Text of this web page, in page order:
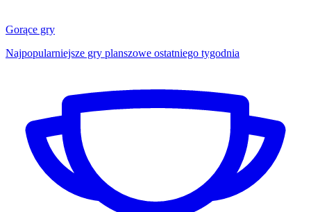
Gorące gry
Najpopularniejsze gry planszowe ostatniego tygodnia